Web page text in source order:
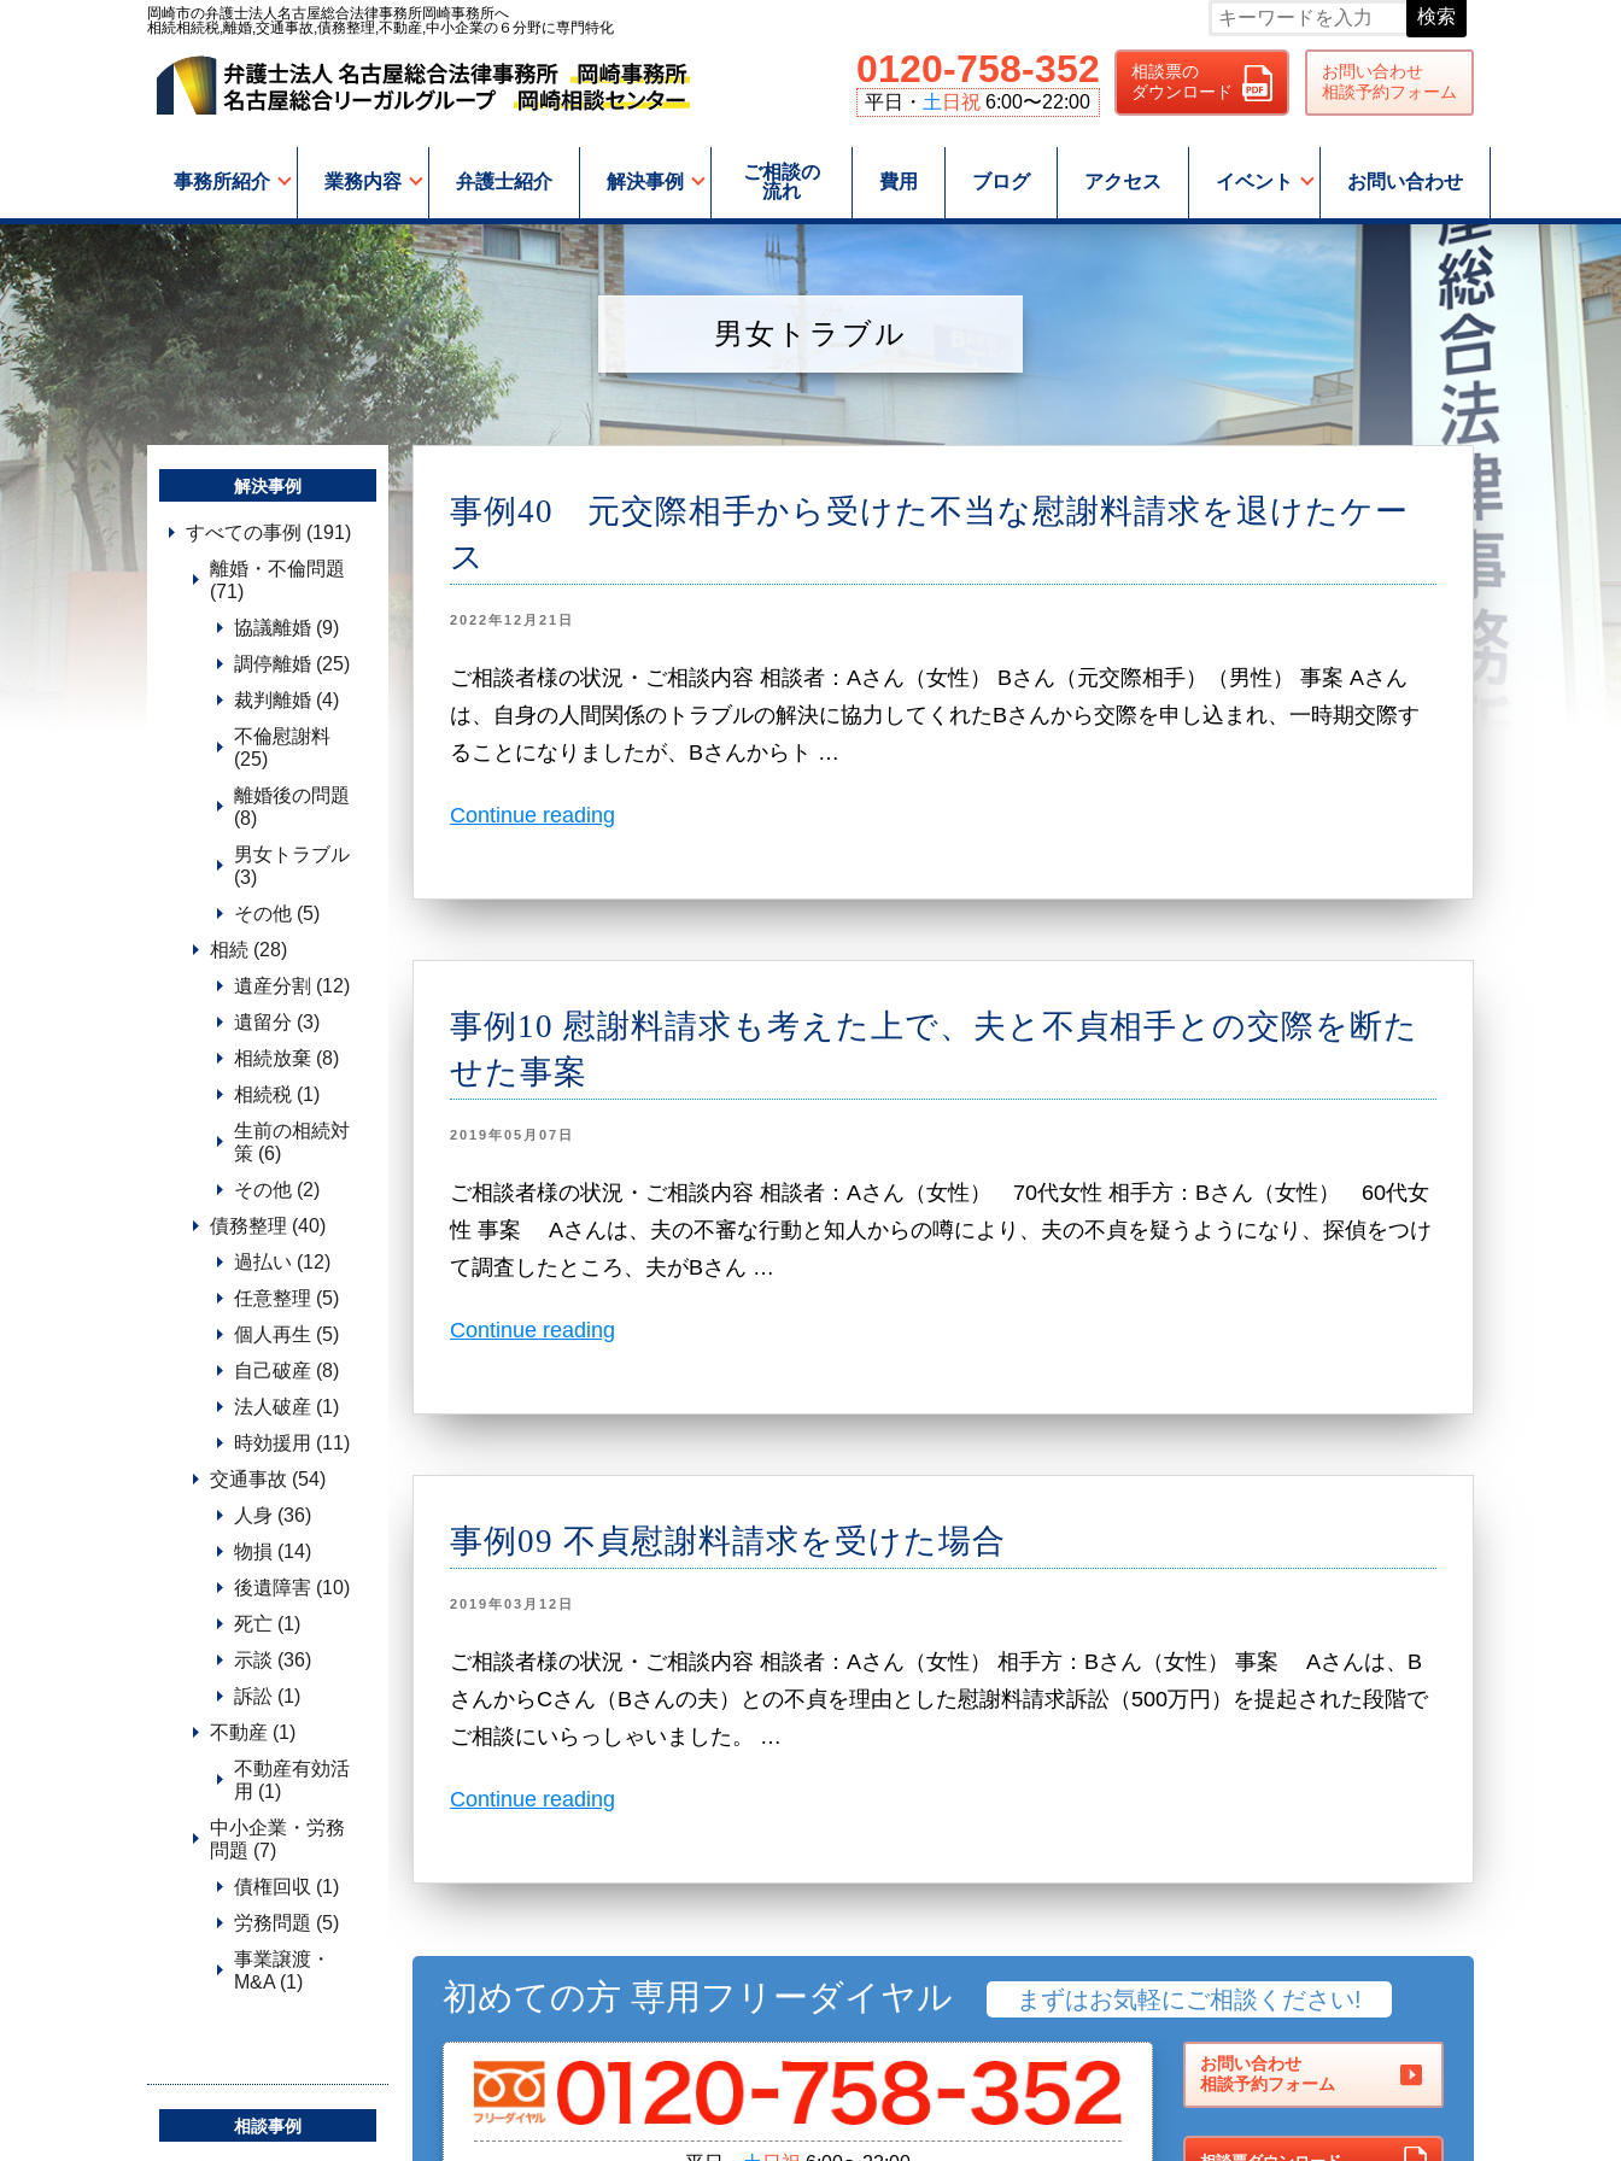
岡崎市の弁護士法人名古屋総合法律事務所岡崎事務所へ
相続相続税,離婚,交通事故,債務整理,不動産,中小企業の６分野に専門特化
検索
0120-758-352
平日・ 土 日祝 6:00〜22:00
相談票の
ダウンロード
お問い合わせ
相談予約フォーム
事務所紹介 業務内容 弁護士紹介 解決事例
ご相談の
流れ
費用 ブログ アクセス イベント お問い合わせ
男女トラブル
事例40 元交際相手から受けた不当な慰謝料請求を退けたケー
ス
2022年12月21日
ご相談者様の状況・ご相談内容 相談者：Aさん（女性） Bさん（元交際相手）（男性） 事案 Aさん
は、自身の人間関係のトラブルの解決に協力してくれたBさんから交際を申し込まれ、一時期交際す
ることになりましたが、Bさんからト …
Continue reading
交
相
受
け
た
慰
請
求
け
た
ケ
事例10 慰謝料請求も考えた上で、夫と不貞相手との交際を断た
せた事案
2019年05月07日
ご相談者様の状況・ご相談内容 相談者：Aさん（女性） 70代女性 相手方：Bさん（女性） 60代女
性 事案 Aさんは、夫の不審な行動と知人からの噂により、夫の不貞を疑うようになり、探偵をつけ
て調査したところ、夫がBさん …
Continue reading
謝
請
考
え
た
と
相
手
と
の
事例09 不貞慰謝料請求を受けた場合
2019年03月12日
ご相談者様の状況・ご相談内容 相談者：Aさん（女性） 相手方：Bさん（女性） 事案 Aさんは、B
さんからCさん（Bさんの夫）との不貞を理由とした慰謝料請求訴訟（500万円）を提起された段階で
ご相談にいらっしゃいました。 …
Continue reading
慰
料
求
初めての方 専用フリーダイヤル まずはお気軽にご相談ください!
お問い合わせ
相談予約フォーム
解決事例
すべての事例 (191)
離婚・不倫問題
(71)
協議離婚 (9)
調停離婚 (25)
裁判離婚 (4)
不倫慰謝料
(25)
離婚後の問題
(8)
男女トラブル
(3)
その他 (5)
相続 (28)
遺産分割 (12)
遺留分 (3)
相続放棄 (8)
相続税 (1)
生前の相続対
策 (6)
その他 (2)
債務整理 (40)
過払い (12)
任意整理 (5)
個人再生 (5)
自己破産 (8)
法人破産 (1)
時効援用 (11)
交通事故 (54)
人身 (36)
物損 (14)
後遺障害 (10)
死亡 (1)
示談 (36)
訴訟 (1)
不動産 (1)
不動産有効活
用 (1)
中小企業・労務
問題 (7)
債権回収 (1)
労務問題 (5)
事業譲渡・
M&A (1)
相談事例